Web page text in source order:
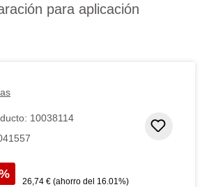
para aplicación
10038114
Precio normal:
26,74 € (ahorro del 16.01%)